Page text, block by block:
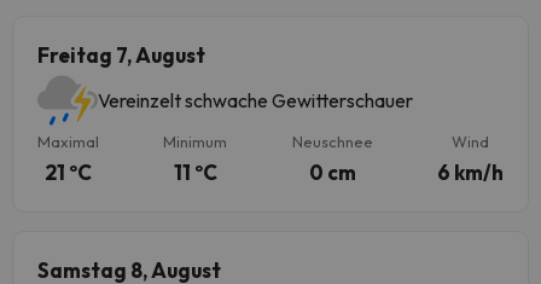
Freitag 7, August
Vereinzelt schwache Gewitterschauer
Maximal
21 ºC
Minimum
11 ºC
Neuschnee
0 cm
Wind
6 km/h
Samstag 8, August